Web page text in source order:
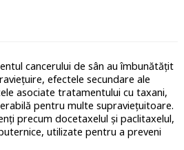
cancerului de sân au îmbunătățit
efectele secundare ale
asociate tratamentului cu taxani,
pentru multe supraviețuitoare.
precum docetaxelul și paclitaxelul,
utilizate pentru a preveni